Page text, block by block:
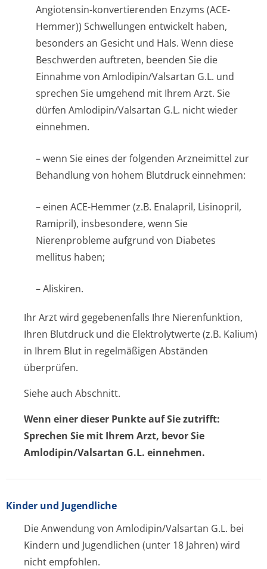
Angiotensin-konvertierenden Enzyms (ACE-
Hemmer)) Schwellungen entwickelt haben,
besonders an Gesicht und Hals. Wenn diese
Beschwerden auftreten, beenden Sie die
Einnahme von Amlodipin/Valsartan G.L. und
sprechen Sie umgehend mit Ihrem Arzt. Sie
dürfen Amlodipin/Valsartan G.L. nicht wieder
einnehmen.
– wenn Sie eines der folgenden Arzneimittel zur
Behandlung von hohem Blutdruck einnehmen:
– einen ACE-Hemmer (z.B. Enalapril, Lisinopril,
Ramipril), insbesondere, wenn Sie
Nierenprobleme aufgrund von Diabetes
mellitus haben;
– Aliskiren.
Ihr Arzt wird gegebenenfalls Ihre Nierenfunktion,
Ihren Blutdruck und die Elektrolytwerte (z.B. Kalium)
in Ihrem Blut in regelmäßigen Abständen
überprüfen.
Siehe auch Abschnitt.
Wenn einer dieser Punkte auf Sie zutrifft:
Sprechen Sie mit Ihrem Arzt, bevor Sie
Amlodipin/Valsartan G.L. einnehmen.
Kinder und Jugendliche
Die Anwendung von Amlodipin/Valsartan G.L. bei
Kindern und Jugendlichen (unter 18 Jahren) wird
nicht empfohlen.